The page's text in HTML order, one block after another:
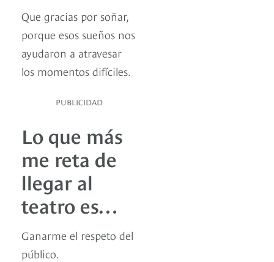
Que gracias por soñar,
porque esos sueños nos
ayudaron a atravesar
los momentos difíciles.
PUBLICIDAD
Lo que más
me reta de
llegar al
teatro es…
Ganarme el respeto del
público.